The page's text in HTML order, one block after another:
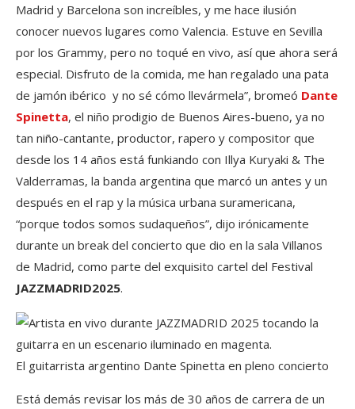
Madrid y Barcelona son increíbles, y me hace ilusión
conocer nuevos lugares como Valencia. Estuve en Sevilla
por los Grammy, pero no toqué en vivo, así que ahora será
especial. Disfruto de la comida, me han regalado una pata
de jamón ibérico y no sé cómo llevármela”, bromeó Dante
Spinetta, el niño prodigio de Buenos Aires-bueno, ya no
tan niño-cantante, productor, rapero y compositor que
desde los 14 años está funkiando con Illya Kuryaki & The
Valderramas, la banda argentina que marcó un antes y un
después en el rap y la música urbana suramericana,
“porque todos somos sudaqueños”, dijo irónicamente
durante un break del concierto que dio en la sala Villanos
de Madrid, como parte del exquisito cartel del Festival
JAZZMADRID2025.
El guitarrista argentino Dante Spinetta en pleno concierto
Está demás revisar los más de 30 años de carrera de un